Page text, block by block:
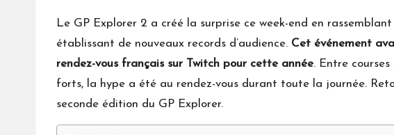
Le GP Explorer 2 a créé la surprise ce week-end en
établissant de nouveaux records d’audience. Cet événement
rendez-vous français sur Twitch pour cette année. Entre
forts, la hype a été au rendez-vous durant toute la journée.
seconde édition du GP Explorer.